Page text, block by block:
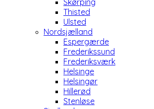
Skørping
Thisted
Ulsted
Nordsjælland
Espergærde
Frederikssund
Frederiksværk
Helsinge
Helsingør
Hillerød
Stenløse